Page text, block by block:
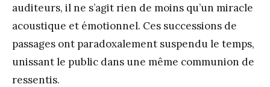
auditeurs, il ne s’agit rien de moins qu’un miracle
acoustique et émotionnel. Ces successions de
passages ont paradoxalement suspendu le temps,
unissant le public dans une même communion de
ressentis.